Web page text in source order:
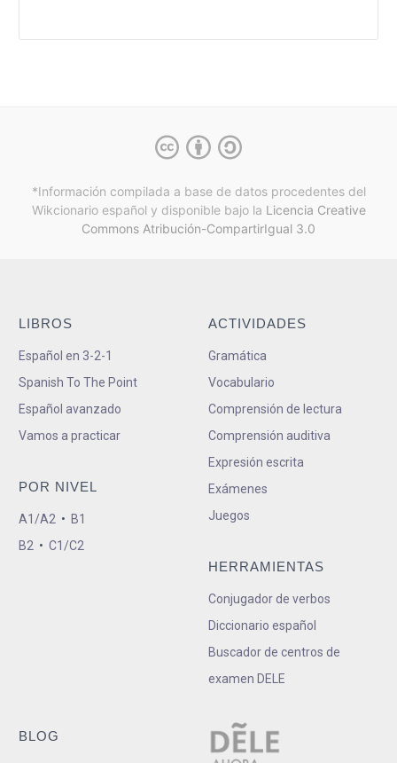
*Información compilada a base de datos procedentes del
Wikcionario español y disponible bajo la Licencia Creative
Commons Atribución-CompartirIgual 3.0
LIBROS
Español en 3-2-1
Spanish To The Point
Español avanzado
Vamos a practicar
POR NIVEL
A1/A2 • B1
B2 • C1/C2
ACTIVIDADES
Gramática
Vocabulario
Comprensión de lectura
Comprensión auditiva
Expresión escrita
Exámenes
Juegos
HERRAMIENTAS
Conjugador de verbos
Diccionario español
Buscador de centros de
examen DELE
BLOG